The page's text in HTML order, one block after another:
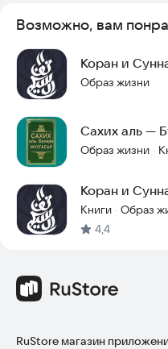
Возможно, вам
Коран и
Образ жизни
Сахих аль —
Образ жизни ·
Коран и
Книги · Образ
4,4
RuStore магазин